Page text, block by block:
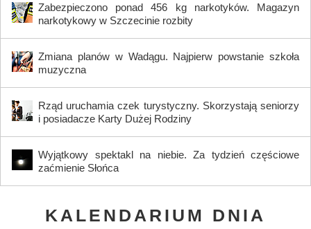
Zabezpieczono ponad 456 kg narkotyków. Magazyn
narkotykowy w Szczecinie rozbity
Zmiana planów w Wadągu. Najpierw powstanie szkoła
muzyczna
Rząd uruchamia czek turystyczny. Skorzystają seniorzy
i posiadacze Karty Dużej Rodziny
Wyjątkowy spektakl na niebie. Za tydzień częściowe
zaćmienie Słońca
KALENDARIUM DNIA